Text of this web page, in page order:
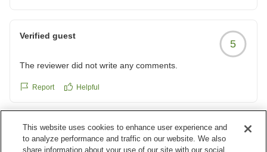
金沢マンテンホテル駅前フロント 大谷
＝＝＝＝＝＝＝＝＝＝＝＝＝＝＝＝＝＝＝＝＝
アクセス：ＪＲ高架下「Rinto」(10:00〜20:00通行可)
晴れても、降っても！便利で快適ルート
冷暖房完備！
Verified guest
5
The reviewer did not write any comments.
Report Helpful
Verified guest
This website uses cookies to enhance user experience and
to analyze performance and traffic on our website. We also
share information about your use of our site with our social